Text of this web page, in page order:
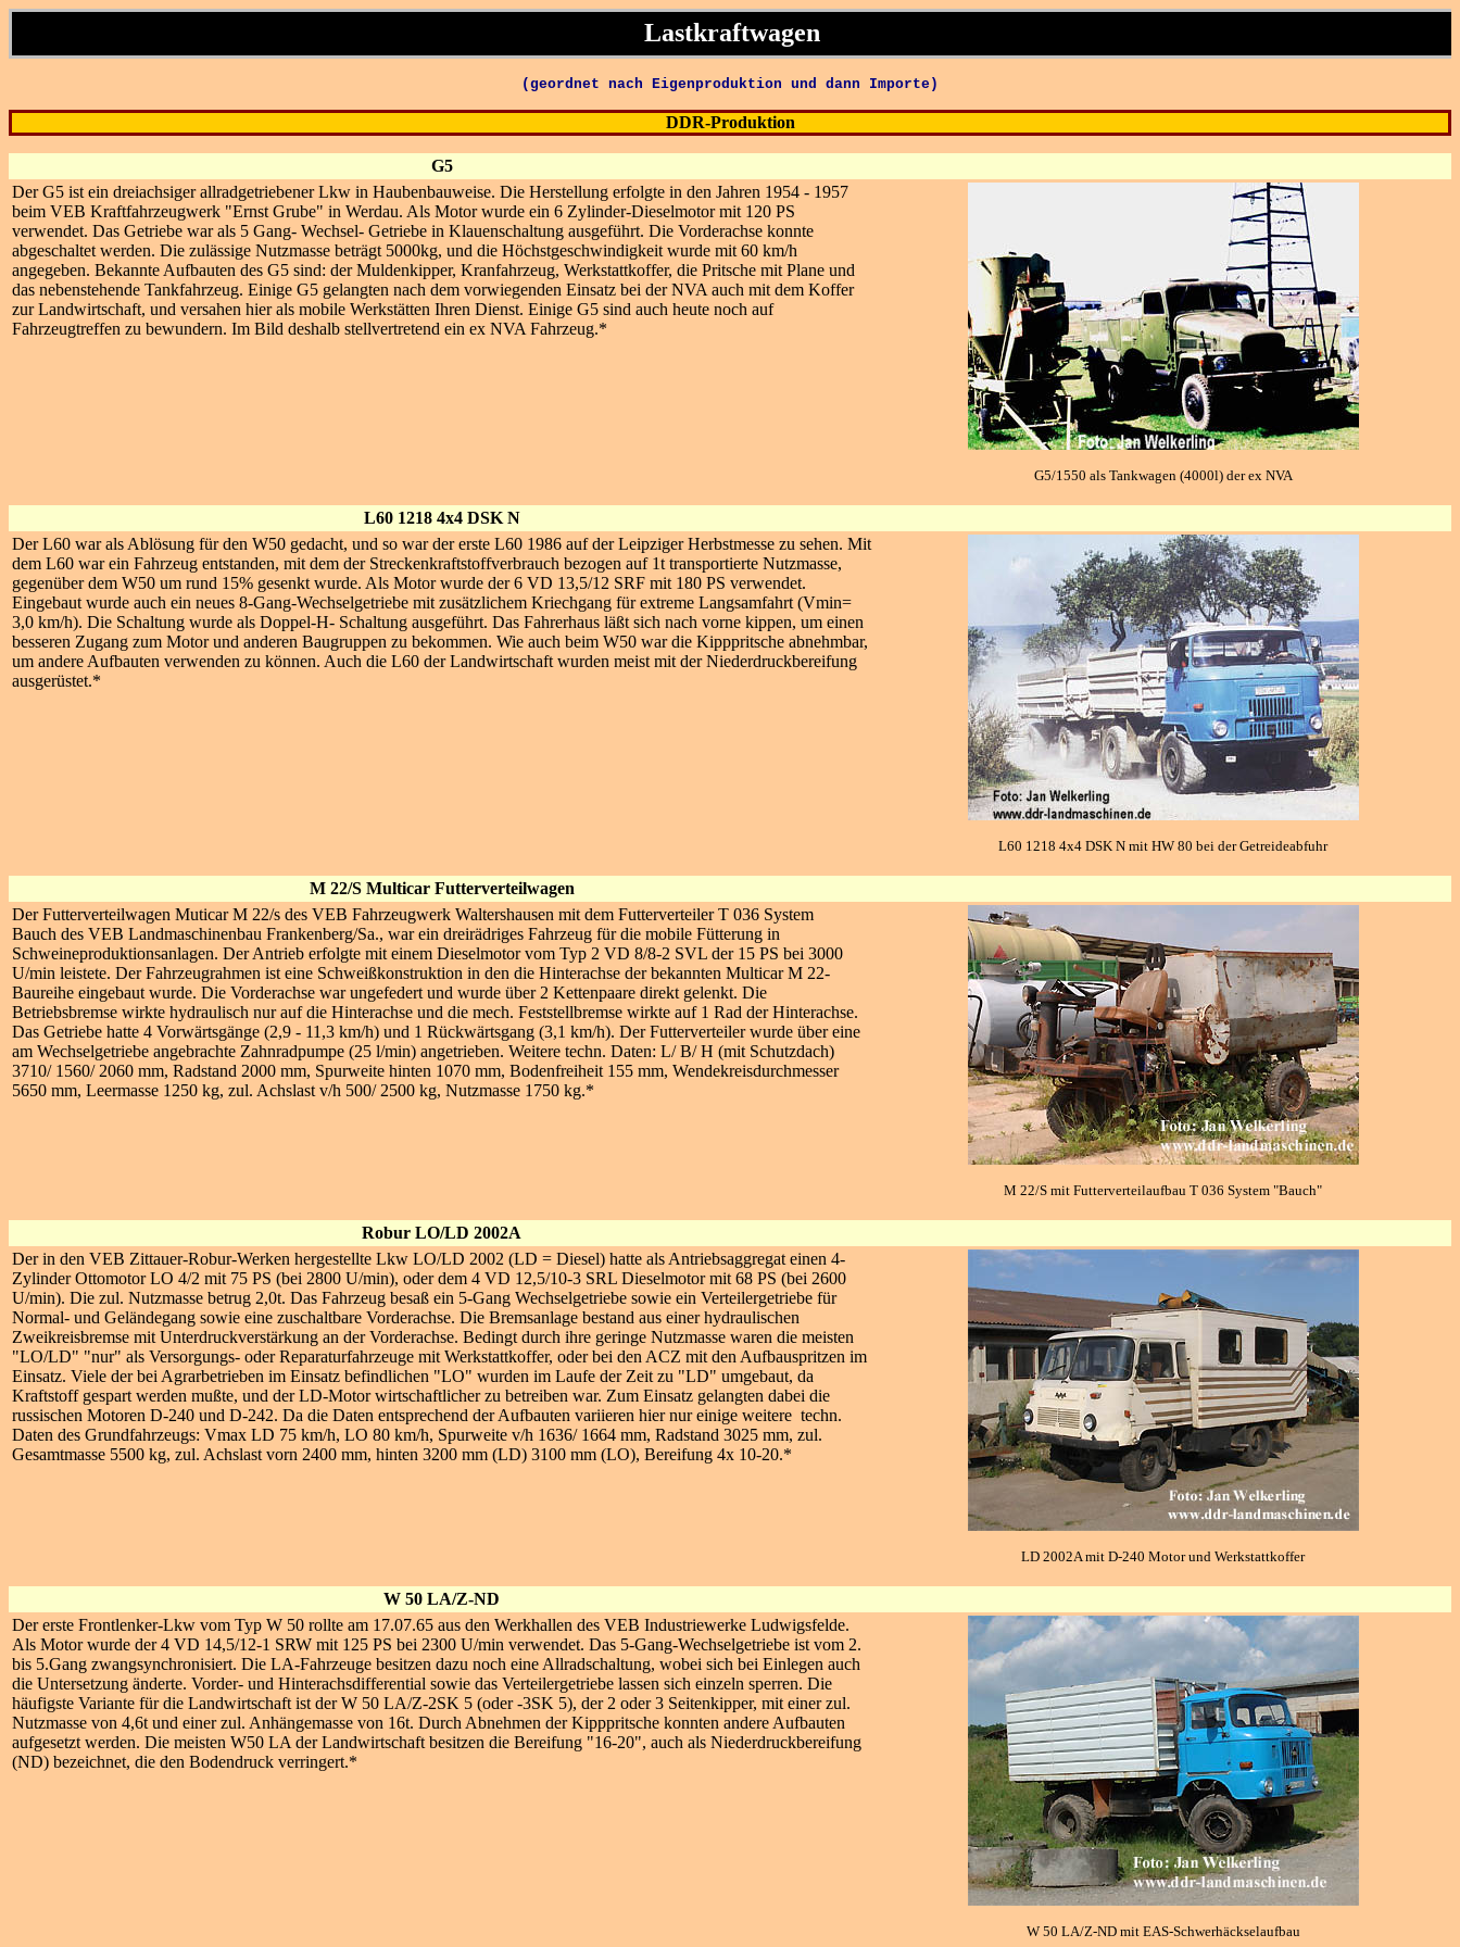
Lastkraftwagen
(geordnet nach Eigenproduktion und dann Importe)
DDR-Produktion
G5
Der G5 ist ein dreiachsiger allradgetriebener Lkw in Haubenbauweise. Die Herstellung erfolgte in den Jahren 1954 - 1957
beim VEB Kraftfahrzeugwerk "Ernst Grube" in Werdau. Als Motor wurde ein 6 Zylinder-Dieselmotor mit 120 PS
verwendet. Das Getriebe war als 5 Gang- Wechsel- Getriebe in Klauenschaltung ausgeführt. Die Vorderachse konnte
abgeschaltet werden. Die zulässige Nutzmasse beträgt 5000kg, und die Höchstgeschwindigkeit wurde mit 60 km/h
angegeben. Bekannte Aufbauten des G5 sind: der Muldenkipper, Kranfahrzeug, Werkstattkoffer, die Pritsche mit Plane und
das nebenstehende Tankfahrzeug. Einige G5 gelangten nach dem vorwiegenden Einsatz bei der NVA auch mit dem Koffer
zur Landwirtschaft, und versahen hier als mobile Werkstätten Ihren Dienst. Einige G5 sind auch heute noch auf
Fahrzeugtreffen zu bewundern. Im Bild deshalb stellvertretend ein ex NVA Fahrzeug.*
G5/1550 als Tankwagen (4000l) der ex NVA
L60 1218 4x4 DSK N
Der L60 war als Ablösung für den W50 gedacht, und so war der erste L60 1986 auf der Leipziger Herbstmesse zu sehen. Mit
dem L60 war ein Fahrzeug entstanden, mit dem der Streckenkraftstoffverbrauch bezogen auf 1t transportierte Nutzmasse,
gegenüber dem W50 um rund 15% gesenkt wurde. Als Motor wurde der 6 VD 13,5/12 SRF mit 180 PS verwendet.
Eingebaut wurde auch ein neues 8-Gang-Wechselgetriebe mit zusätzlichem Kriechgang für extreme Langsamfahrt (Vmin=
3,0 km/h). Die Schaltung wurde als Doppel-H- Schaltung ausgeführt. Das Fahrerhaus läßt sich nach vorne kippen, um einen
besseren Zugang zum Motor und anderen Baugruppen zu bekommen. Wie auch beim W50 war die Kipppritsche abnehmbar,
um andere Aufbauten verwenden zu können. Auch die L60 der Landwirtschaft wurden meist mit der Niederdruckbereifung
ausgerüstet.*
L60 1218 4x4 DSK N mit HW 80 bei der Getreideabfuhr
M 22/S Multicar Futterverteilwagen
Der Futterverteilwagen Muticar M 22/s des VEB Fahrzeugwerk Waltershausen mit dem Futterverteiler T 036 System
Bauch des VEB Landmaschinenbau Frankenberg/Sa., war ein dreirädriges Fahrzeug für die mobile Fütterung in
Schweineproduktionsanlagen. Der Antrieb erfolgte mit einem Dieselmotor vom Typ 2 VD 8/8-2 SVL der 15 PS bei 3000
U/min leistete. Der Fahrzeugrahmen ist eine Schweißkonstruktion in den die Hinterachse der bekannten Multicar M 22-
Baureihe eingebaut wurde. Die Vorderachse war ungefedert und wurde über 2 Kettenpaare direkt gelenkt. Die
Betriebsbremse wirkte hydraulisch nur auf die Hinterachse und die mech. Feststellbremse wirkte auf 1 Rad der Hinterachse.
Das Getriebe hatte 4 Vorwärtsgänge (2,9 - 11,3 km/h) und 1 Rückwärtsgang (3,1 km/h). Der Futterverteiler wurde über eine
am Wechselgetriebe angebrachte Zahnradpumpe (25 l/min) angetrieben. Weitere techn. Daten: L/ B/ H (mit Schutzdach)
3710/ 1560/ 2060 mm, Radstand 2000 mm, Spurweite hinten 1070 mm, Bodenfreiheit 155 mm, Wendekreisdurchmesser
5650 mm, Leermasse 1250 kg, zul. Achslast v/h 500/ 2500 kg, Nutzmasse 1750 kg.*
M 22/S mit Futterverteilaufbau T 036 System "Bauch"
Robur LO/LD 2002A
Der in den VEB Zittauer-Robur-Werken hergestellte Lkw LO/LD 2002 (LD = Diesel) hatte als Antriebsaggregat einen 4-
Zylinder Ottomotor LO 4/2 mit 75 PS (bei 2800 U/min), oder dem 4 VD 12,5/10-3 SRL Dieselmotor mit 68 PS (bei 2600
U/min). Die zul. Nutzmasse betrug 2,0t. Das Fahrzeug besaß ein 5-Gang Wechselgetriebe sowie ein Verteilergetriebe für
Normal- und Geländegang sowie eine zuschaltbare Vorderachse. Die Bremsanlage bestand aus einer hydraulischen
Zweikreisbremse mit Unterdruckverstärkung an der Vorderachse. Bedingt durch ihre geringe Nutzmasse waren die meisten
"LO/LD" "nur" als Versorgungs- oder Reparaturfahrzeuge mit Werkstattkoffer, oder bei den ACZ mit den Aufbauspritzen im
Einsatz. Viele der bei Agrarbetrieben im Einsatz befindlichen "LO" wurden im Laufe der Zeit zu "LD" umgebaut, da
Kraftstoff gespart werden mußte, und der LD-Motor wirtschaftlicher zu betreiben war. Zum Einsatz gelangten dabei die
russischen Motoren D-240 und D-242. Da die Daten entsprechend der Aufbauten variieren hier nur einige weitere techn.
Daten des Grundfahrzeugs: Vmax LD 75 km/h, LO 80 km/h, Spurweite v/h 1636/ 1664 mm, Radstand 3025 mm, zul.
Gesamtmasse 5500 kg, zul. Achslast vorn 2400 mm, hinten 3200 mm (LD) 3100 mm (LO), Bereifung 4x 10-20.*
LD 2002A mit D-240 Motor und Werkstattkoffer
W 50 LA/Z-ND
Der erste Frontlenker-Lkw vom Typ W 50 rollte am 17.07.65 aus den Werkhallen des VEB Industriewerke Ludwigsfelde.
Als Motor wurde der 4 VD 14,5/12-1 SRW mit 125 PS bei 2300 U/min verwendet. Das 5-Gang-Wechselgetriebe ist vom 2.
bis 5.Gang zwangsynchronisiert. Die LA-Fahrzeuge besitzen dazu noch eine Allradschaltung, wobei sich bei Einlegen auch
die Untersetzung änderte. Vorder- und Hinterachsdifferential sowie das Verteilergetriebe lassen sich einzeln sperren. Die
häufigste Variante für die Landwirtschaft ist der W 50 LA/Z-2SK 5 (oder -3SK 5), der 2 oder 3 Seitenkipper, mit einer zul.
Nutzmasse von 4,6t und einer zul. Anhängemasse von 16t. Durch Abnehmen der Kipppritsche konnten andere Aufbauten
aufgesetzt werden. Die meisten W50 LA der Landwirtschaft besitzen die Bereifung "16-20", auch als Niederdruckbereifung
(ND) bezeichnet, die den Bodendruck verringert.*
W 50 LA/Z-ND mit EAS-Schwerhäckselaufbau